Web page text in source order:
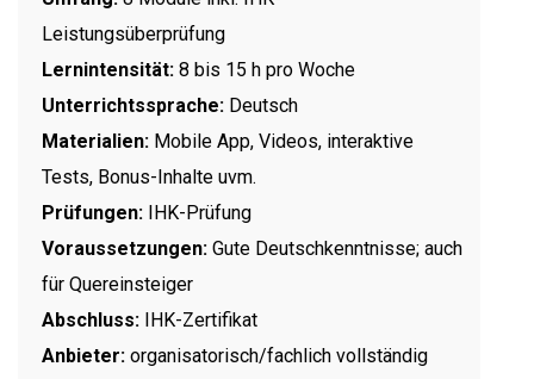
Leistungsüberprüfung
Lernintensität: 8 bis 15 h pro Woche
Unterrichtssprache: Deutsch
Materialien: Mobile App, Videos, interaktive
Tests, Bonus-Inhalte uvm.
Prüfungen: IHK-Prüfung
Voraussetzungen: Gute Deutschkenntnisse; auch
für Quereinsteiger
Abschluss: IHK-Zertifikat
Anbieter: organisatorisch/fachlich vollständig